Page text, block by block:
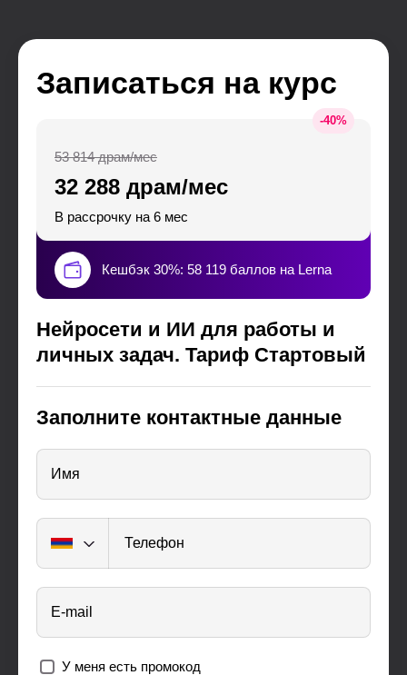
Записаться на курс
-40%
32 288 драм/мес
53 814 драм/мес
В рассрочку на 6 мес
Кешбэк 30%: 58 119 баллов на Lerna
Нейросети и ИИ для работы и
личных задач. Тариф Стартовый
Заполните контактные данные
Имя
Телефон
E-mail
У меня есть промокод